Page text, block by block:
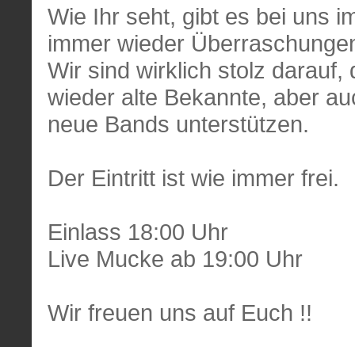
Wie Ihr seht, gibt es bei uns
immer wieder
Wir sind wirklich stolz darauf,
wieder alte Bekannte, aber
neue Bands unterstützen.
Der Eintritt ist wie immer frei.
Einlass 18:00 Uhr
Live Mucke ab 19:00 Uhr
Wir freuen uns auf Euch !!